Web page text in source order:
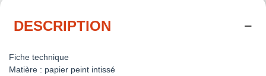
DESCRIPTION
Fiche technique
Matière : papier peint intissé